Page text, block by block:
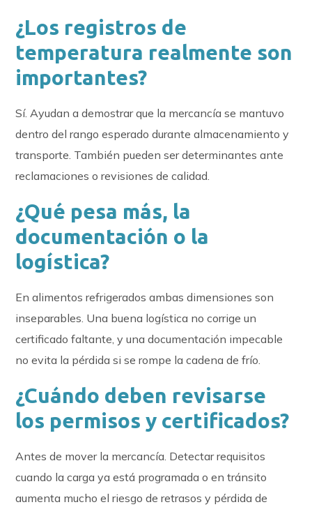
¿Los registros de
temperatura realmente son
importantes?
Sí. Ayudan a demostrar que la mercancía se mantuvo
dentro del rango esperado durante almacenamiento y
transporte. También pueden ser determinantes ante
reclamaciones o revisiones de calidad.
¿Qué pesa más, la
documentación o la
logística?
En alimentos refrigerados ambas dimensiones son
inseparables. Una buena logística no corrige un
certificado faltante, y una documentación impecable
no evita la pérdida si se rompe la cadena de frío.
¿Cuándo deben revisarse
los permisos y certificados?
Antes de mover la mercancía. Detectar requisitos
cuando la carga ya está programada o en tránsito
aumenta mucho el riesgo de retrasos y pérdida de